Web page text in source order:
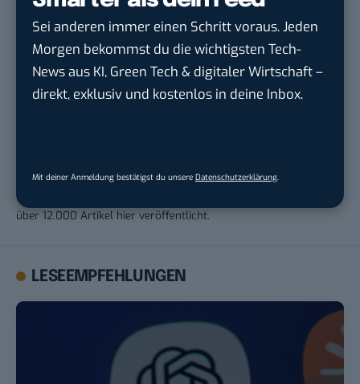
Sei anderen immer einen Schritt voraus. Jeden
Morgen bekommst du die wichtigsten Tech-
News aus KI, Green Tech & digitaler Wirtschaft –
direkt, exklusiv und kostenlos in deine Inbox.
Mit deiner Anmeldung bestätigst du unsere Datenschutzerklärung
THEMEN: CYBERSECURITY DATENSCHUTZ
Robert Basic ist Namensgeber und Gründer von BASIC thinking
und hat die Seite 2009 abgegeben. Von 2004 bis 2009 hat er
über 12.000 Artikel hier veröffentlicht.
LESEEMPFEHLUNGEN